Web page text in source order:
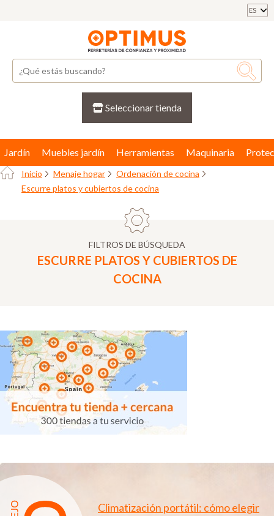
ES
Seleccionar tienda
Jardín Muebles jardín Herramientas Maquinaria
Inicio Menaje hogar
Ordenación de cocina
Escurre platos y cubiertos de cocina
FILTROS DE BÚSQUEDA
ESCURRE PLATOS Y CUBIERTOS DE
COCINA
Climatización portátil: cómo elegir